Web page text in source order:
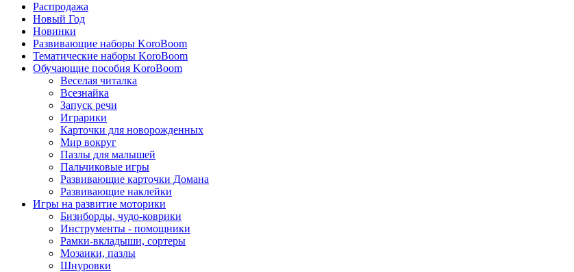
Распродажа
Новый Год
Новинки
Развивающие наборы KoroBoom
Тематические наборы KoroBoom
Обучающие пособия KoroBoom
Веселая читалка
Всезнайка
Запуск речи
Играрики
Карточки для новорожденных
Мир вокруг
Пазлы для малышей
Пальчиковые игры
Развивающие карточки Домана
Развивающие наклейки
Игры на развитие моторики
Бизиборды, чудо-коврики
Инструменты - помощники
Рамки-вкладыши, сортеры
Мозаики, пазлы
Шнуровки